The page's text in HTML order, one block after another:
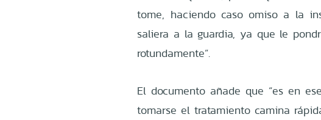
tome, haciendo caso omiso a la
saliera a la guardia, ya que le
rotundamente”.
El documento añade que “es en
tomarse el tratamiento camina